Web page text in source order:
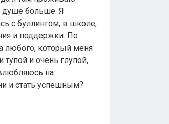
душе больше. Я
с буллингом, в школе,
и поддержки. По
любого, который меня
и очень глупой,
на
и стать успешным?